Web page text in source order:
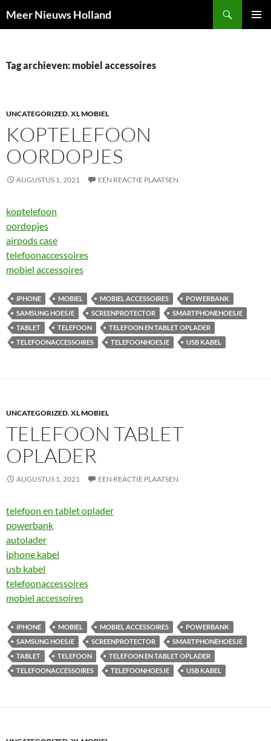
naar
Meer Nieuws Holland
Tag archieven: mobiel accessoires
UNCATEGORIZED,XL MOBIEL
KOPTELEFOON
OORDOPJES
AUGUSTUS 1, 2021 EEN REACTIE PLAATSEN
koptelefoon
oordopjes
airpods case
telefoonaccessoires
mobiel accessoires
IPHONE MOBIEL MOBIEL ACCESSOIRES
POWERBANK
SAMSUNG HOESJE
SCREENPROTECTOR
SMARTPHONEHOESJE
TABLET
TELEFOON
TELEFOON EN TABLET OPLADER
TELEFOONACCESSOIRES
TELEFOONHOESJE USB KABEL
UNCATEGORIZED,XL MOBIEL
TELEFOON TABLET
OPLADER
AUGUSTUS 1, 2021 EEN REACTIE PLAATSEN
telefoon en tablet oplader
powerbank
autolader
iphone kabel
usb kabel
telefoonaccessoires
mobiel accessoires
IPHONE MOBIEL MOBIEL ACCESSOIRES
POWERBANK
SAMSUNG HOESJE
SCREENPROTECTOR
SMARTPHONEHOESJE
TABLET
TELEFOON
TELEFOON EN TABLET OPLADER
TELEFOONACCESSOIRES
TELEFOONHOESJE USB KABEL